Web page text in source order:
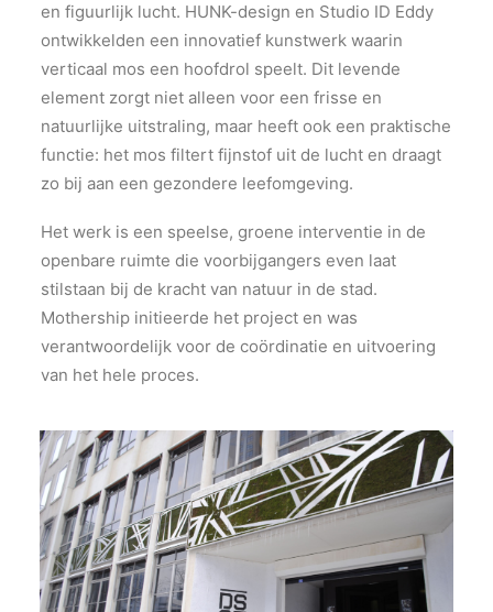
en figuurlijk lucht. HUNK-design en Studio ID Eddy
ontwikkelden een innovatief kunstwerk waarin
verticaal mos een hoofdrol speelt. Dit levende
element zorgt niet alleen voor een frisse en
natuurlijke uitstraling, maar heeft ook een praktische
functie: het mos filtert fijnstof uit de lucht en draagt
zo bij aan een gezondere leefomgeving.
Het werk is een speelse, groene interventie in de
openbare ruimte die voorbijgangers even laat
stilstaan bij de kracht van natuur in de stad.
Mothership initieerde het project en was
verantwoordelijk voor de coördinatie en uitvoering
van het hele proces.